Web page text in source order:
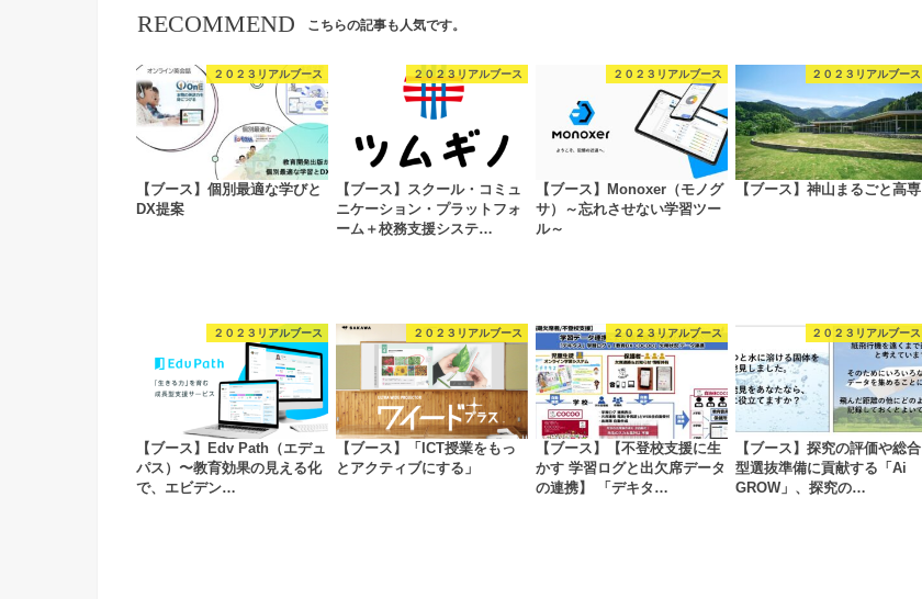
RECOMMEND こちらの記事も人気です。
２０２３リアルブース
【ブース】個別最適な学びと
DX提案
２０２３リアルブース
【ブース】スクール・コミュ
ニケーション・プラットフォ
ーム＋校務支援システ…
２０２３リアルブース
【ブース】Monoxer（モノグ
サ）～忘れさせない学習ツー
ル～
２０２３リアルブース
【ブース】神山まるごと高専
２０２３リアルブース
【ブース】Edv Path（エデュ
パス）〜教育効果の見える化
で、エビデン…
２０２３リアルブース
【ブース】「ICT授業をもっ
とアクティブにする」
２０２３リアルブース
【ブース】【不登校支援に生
かす 学習ログと出欠席データ
の連携】 「デキタ…
２０２３リアルブース
【ブース】探究の評価や総合
型選抜準備に貢献する「Ai
GROW」、探究の…